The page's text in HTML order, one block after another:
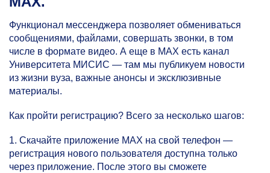
Функционал мессенджера позволяет обмениваться
сообщениями, файлами, совершать звонки, в том
числе в формате видео. А еще в MAX есть канал
Университета МИСИС — там мы публикуем новости
из жизни вуза, важные анонсы и эксклюзивные
материалы.
Как пройти регистрацию? Всего за несколько шагов:
1. Скачайте приложение MAX на свой телефон —
регистрация нового пользователя доступна только
через приложение. После этого вы сможете